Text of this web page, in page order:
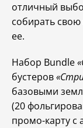
отличный
собирать
ее.
Набор Bundle
бустеров
базовыми
(20
промо-карту с